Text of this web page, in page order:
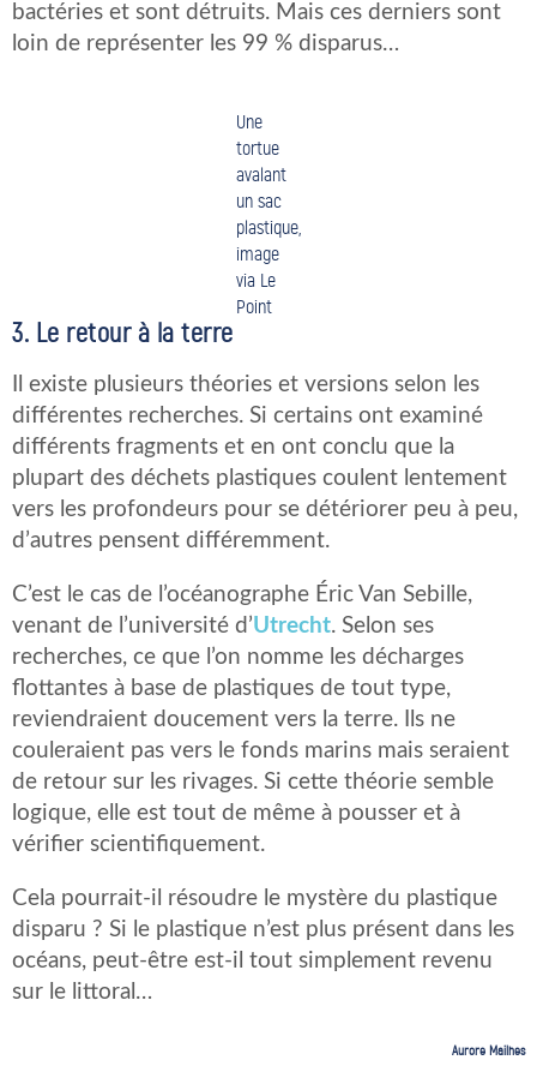
bactéries et sont détruits. Mais ces derniers sont
loin de représenter les 99 % disparus…
Une
tortue
avalant
un sac
plastique,
image
via Le
Point
3. Le retour à la terre
Il existe plusieurs théories et versions selon les
différentes recherches. Si certains ont examiné
différents fragments et en ont conclu que la
plupart des déchets plastiques coulent lentement
vers les profondeurs pour se détériorer peu à peu,
d’autres pensent différemment.
C’est le cas de l’océanographe Éric Van Sebille,
venant de l’université d’Utrecht. Selon ses
recherches, ce que l’on nomme les décharges
flottantes à base de plastiques de tout type,
reviendraient doucement vers la terre. Ils ne
couleraient pas vers le fonds marins mais seraient
de retour sur les rivages. Si cette théorie semble
logique, elle est tout de même à pousser et à
vérifier scientifiquement.
Cela pourrait-il résoudre le mystère du plastique
disparu ? Si le plastique n’est plus présent dans les
océans, peut-être est-il tout simplement revenu
sur le littoral…
Aurore Mailhes